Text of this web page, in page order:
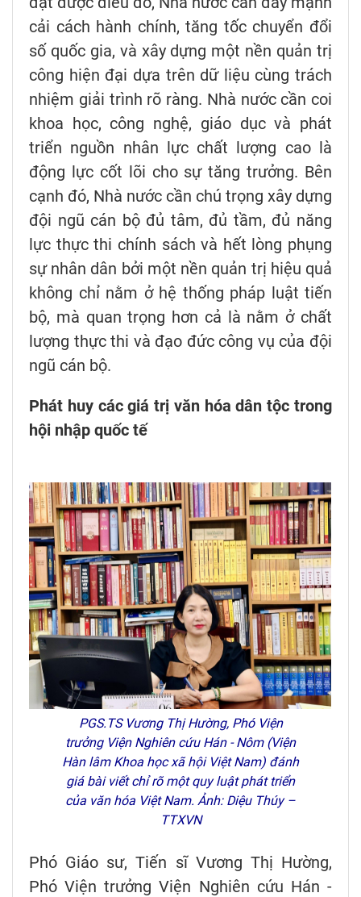
cải cách hành chính, tăng tốc chuyển đổi
số quốc gia, và xây dựng một nền quản trị
công hiện đại dựa trên dữ liệu cùng trách
nhiệm giải trình rõ ràng. Nhà nước cần coi
khoa học, công nghệ, giáo dục và phát
triển nguồn nhân lực chất lượng cao là
động lực cốt lõi cho sự tăng trưởng. Bên
cạnh đó, Nhà nước cần chú trọng xây dựng
đội ngũ cán bộ đủ tâm, đủ tầm, đủ năng
lực thực thi chính sách và hết lòng phụng
sự nhân dân bởi một nền quản trị hiệu quả
không chỉ nằm ở hệ thống pháp luật tiến
bộ, mà quan trọng hơn cả là nằm ở chất
lượng thực thi và đạo đức công vụ của đội
ngũ cán bộ.
Phát huy các giá trị văn hóa dân tộc trong
hội nhập quốc tế
PGS.TS Vương Thị Hường, Phó Viện
trưởng Viện Nghiên cứu Hán - Nôm (Viện
Hàn lâm Khoa học xã hội Việt Nam) đánh
giá bài viết chỉ rõ một quy luật phát triển
của văn hóa Việt Nam. Ảnh: Diệu Thúy –
TTXVN
Phó Giáo sư, Tiến sĩ Vương Thị Hường,
Phó Viện trưởng Viện Nghiên cứu Hán -